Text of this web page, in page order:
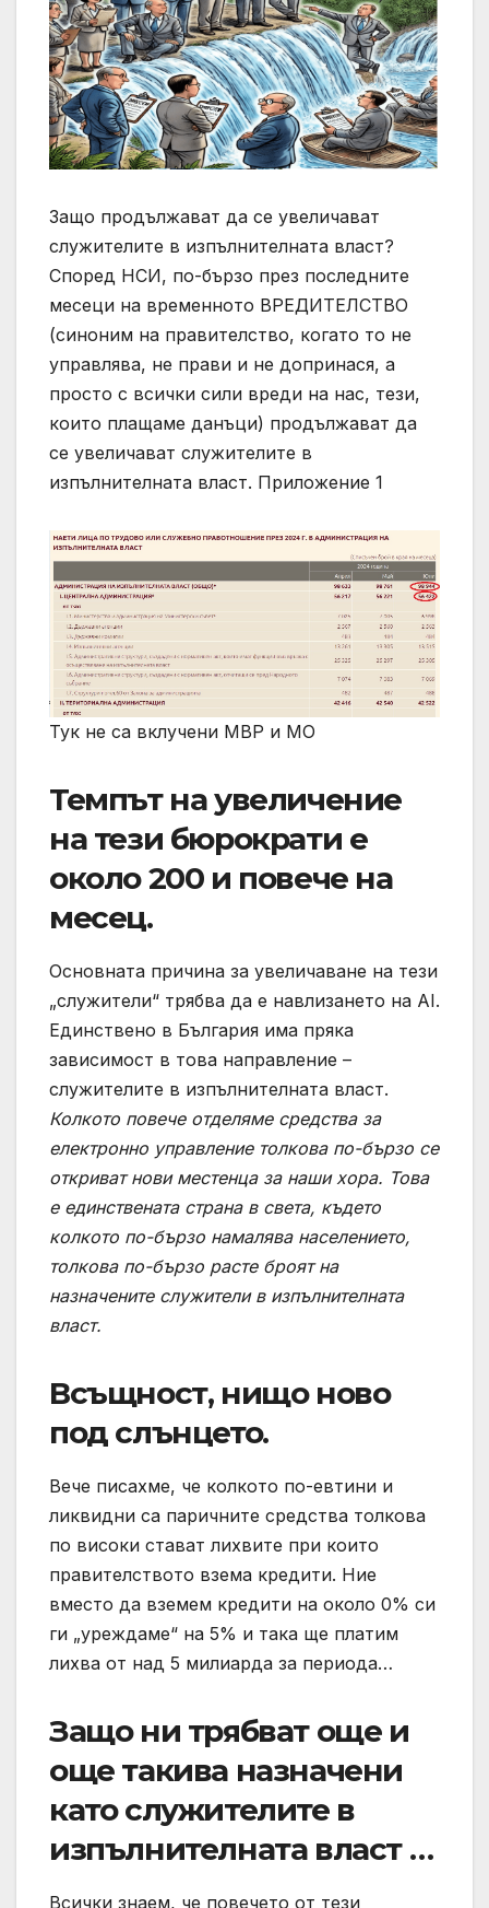
Защо продължават да се увеличават
служителите в изпълнителната власт?
Според НСИ, по-бързо през последните
месеци на временното ВРЕДИТЕЛСТВО
(синоним на правителство, когато то не
управлява, не прави и не допринася, а
просто с всички сили вреди на нас, тези,
които плащаме данъци) продължават да
се увеличават служителите в
изпълнителната власт. Приложение 1
Тук не са вклучени МВР и МО
Темпът на увеличение
на тези бюрократи е
около 200 и повече на
месец.
Основната причина за увеличаване на тези
„служители“ трябва да е навлизането на AI.
Единствено в България има пряка
зависимост в това направление –
служителите в изпълнителната власт.
Колкото повече отделяме средства за
електронно управление толкова по-бързо се
откриват нови местенца за наши хора. Това
е единствената страна в света, където
колкото по-бързо намалява населението,
толкова по-бързо расте броят на
назначените служители в изпълнителната
власт.
Всъщност, нищо ново
под слънцето.
Вече писахме, че колкото по-евтини и
ликвидни са паричните средства толкова
по високи стават лихвите при които
правителството взема кредити. Ние
вместо да вземем кредити на около 0% си
ги „уреждаме“ на 5% и така ще платим
лихва от над 5 милиарда за периода…
Защо ни трябват още и
още такива назначени
като служителите в
изпълнителната власт …
Всички знаем, че повечето от тези